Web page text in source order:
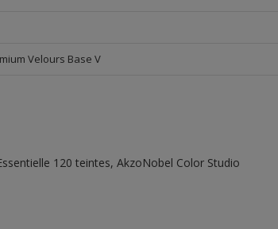
Velours Base V
120 teintes, AkzoNobel Color Studio